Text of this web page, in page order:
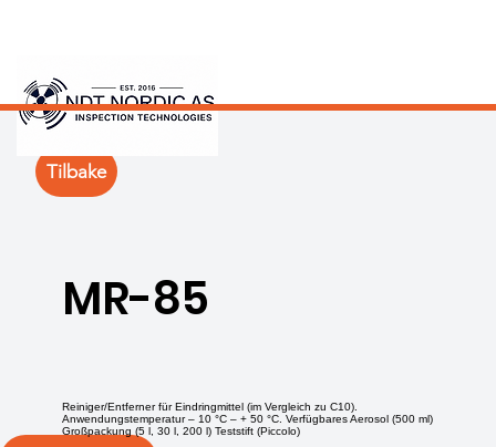
MR-85
Reiniger/Entferner für Eindringmittel (im Vergleich zu C10).
Anwendungstemperatur – 10 °C – + 50 °C. Verfügbares Aerosol (500 ml)
Großpackung (5 l, 30 l, 200 l) Teststift (Piccolo)
Tilbake